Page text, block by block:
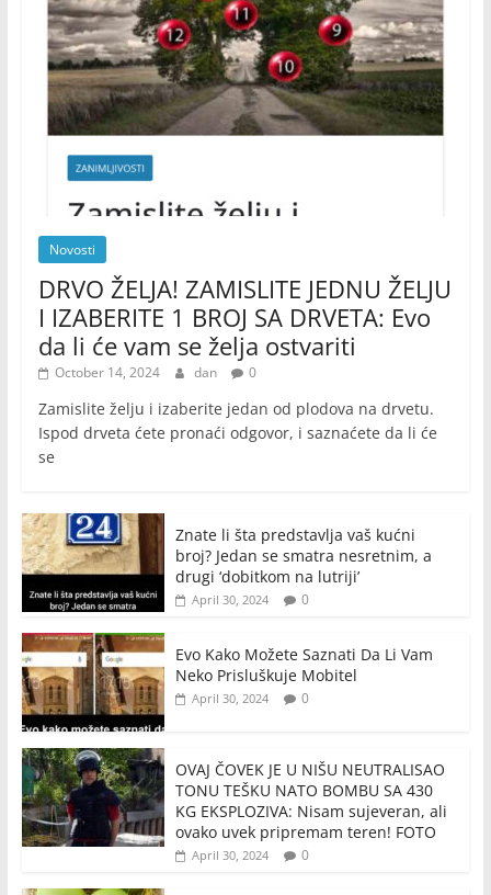
Novosti
DRVO ŽELJA! ZAMISLITE JEDNU ŽELJU
I IZABERITE 1 BROJ SA DRVETA: Evo
da li će vam se želja ostvariti
October 14, 2024 dan 0
Zamislite želju i izaberite jedan od plodova na drvetu.
Ispod drveta ćete pronaći odgovor, i saznaćete da li će
se
Znate li šta predstavlja vaš kućni
broj? Jedan se smatra nesretnim, a
drugi ‘dobitkom na lutriji’
April 30, 2024 0
Evo Kako Možete Saznati Da Li Vam
Neko Prisluškuje Mobitel
April 30, 2024 0
OVAJ ČOVEK JE U NIŠU NEUTRALISAO
TONU TEŠKU NATO BOMBU SA 430
KG EKSPLOZIVA: Nisam sujeveran, ali
ovako uvek pripremam teren! FOTO
April 30, 2024 0